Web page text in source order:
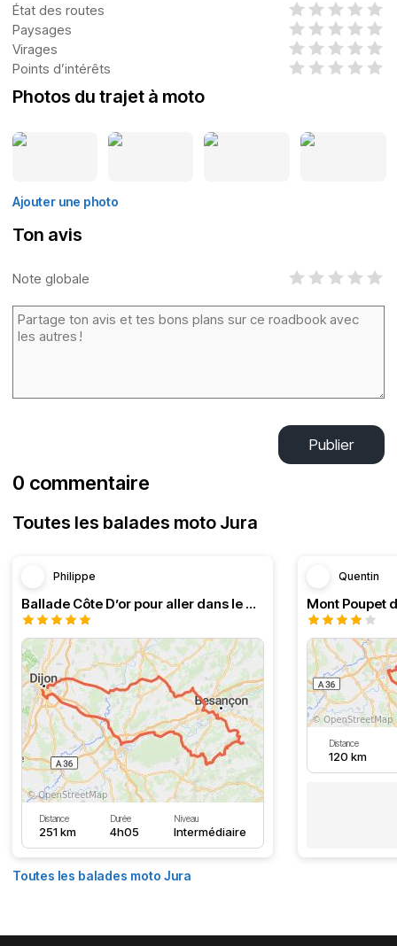
État des routes
Paysages
Virages
Points d’intérêts
Photos du trajet à moto
Ajouter une photo
Ton avis
Note globale
Publier
0 commentaire
Toutes les balades moto Jura
Philippe
Ballade Côte D’or pour aller dans le Doubs
Distance
251 km
Durée
4h05
Niveau
Intermédiaire
Quentin
Mont Poupet
Distance
120 km
Toutes les balades moto Jura